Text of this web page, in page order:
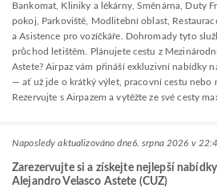
Bankomat, Kliniky a lékárny, Směnárna, Duty
pokoj, Parkoviště, Modlitební oblast,
a Asistence pro vozíčkáře. Dohromady tyto
průchod letištěm. Plánujete cestu z
Astete? Airpaz vám přináší exkluzivní nabídky
— ať už jde o krátký výlet, pracovní cestu nebo
Rezervujte s Airpazem a vytěžte ze své cesty
Naposledy aktualizováno dne6. srpna 2026 v
Zarezervujte si a získejte nejlepší
Alejandro Velasco Astete (CUZ)